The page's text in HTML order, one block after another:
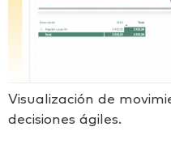
Visualización de
decisiones ágiles.